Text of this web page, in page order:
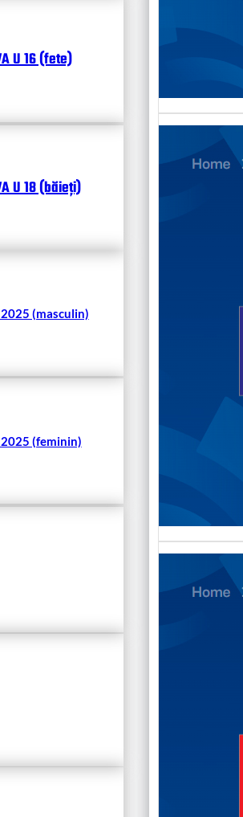
U 16 (fete)
U 18 (băieți)
(masculin)
(feminin)